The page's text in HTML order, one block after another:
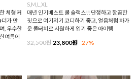
체형 커
더가 만
, 우수한
여름에
S,M,L,XL
매년 인기베스트 쿨 슬랙스!! 단정하고 깔끔한
핏으로 여기저기 코디하기 좋고, 얼음처럼 차가
운 쿨터치로 시원하게 입기 좋은 아이템
32,500원 23,800원 27%